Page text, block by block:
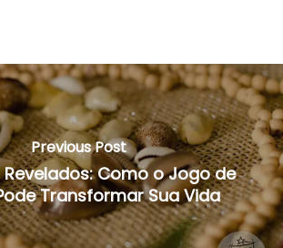
Previous Post
Como o Jogo de
Transformar Sua Vida